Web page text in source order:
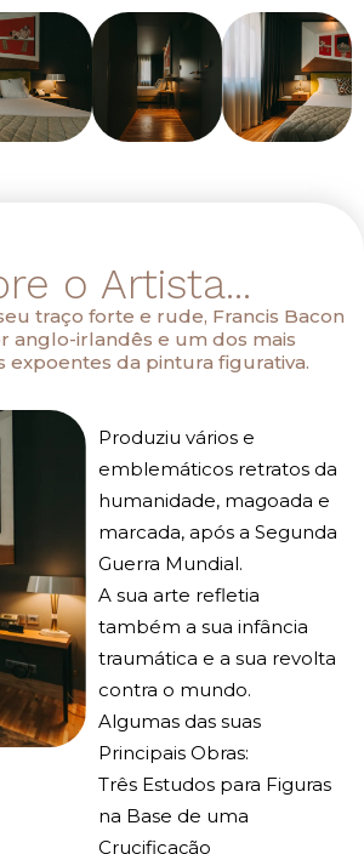
o Artista...
traço forte e rude, Francis Bacon
anglo-irlandês e um dos mais
expoentes da pintura figurativa.
Produziu vários e
emblemáticos retratos da
humanidade, magoada e
marcada, após a Segunda
Guerra Mundial.
A sua arte refletia
também a sua infância
traumática e a sua revolta
contra o mundo.
Algumas das suas
Principais Obras:
Três Estudos para Figuras
na Base de uma
Crucificação